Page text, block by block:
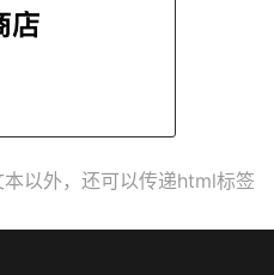
以外，还可以传递html标签